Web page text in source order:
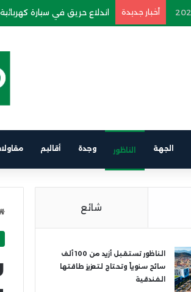
أخبار جديدة اندلاع حريق في سيارة
الجهة الناظور وجدة أقاليم
شائع
الناظور تستقبل أزيد من 100 ألف
سائح سنوياً وتحتاج لتعزيز طاقتها
الفندقية